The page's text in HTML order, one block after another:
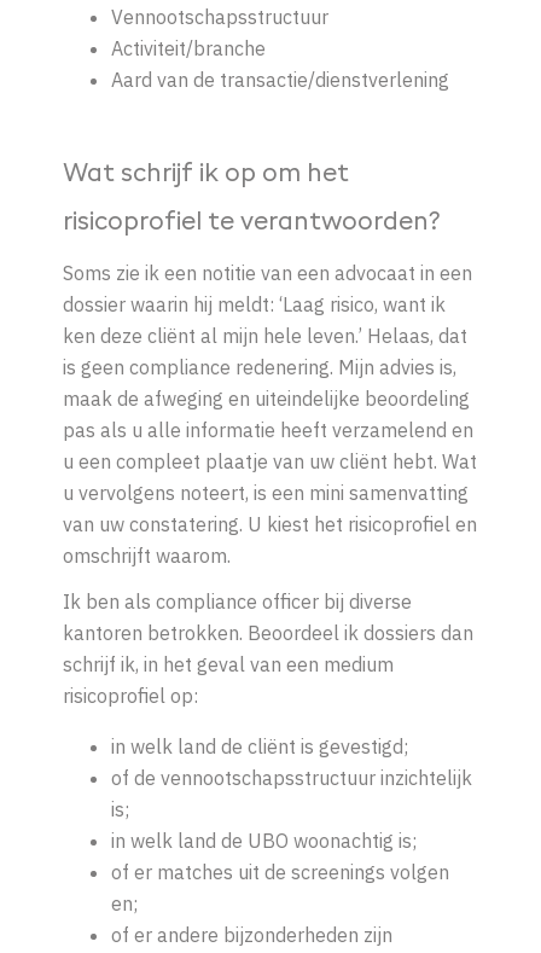
Vennootschapsstructuur
Activiteit/branche
Aard van de transactie/dienstverlening
Wat schrijf ik op om het
risicoprofiel te verantwoorden?
Soms zie ik een notitie van een advocaat in een
dossier waarin hij meldt: ‘Laag risico, want ik
ken deze cliënt al mijn hele leven.’ Helaas, dat
is geen compliance redenering. Mijn advies is,
maak de afweging en uiteindelijke beoordeling
pas als u alle informatie heeft verzamelend en
u een compleet plaatje van uw cliënt hebt. Wat
u vervolgens noteert, is een mini samenvatting
van uw constatering. U kiest het risicoprofiel en
omschrijft waarom.
Ik ben als compliance officer bij diverse
kantoren betrokken. Beoordeel ik dossiers dan
schrijf ik, in het geval van een medium
risicoprofiel op:
in welk land de cliënt is gevestigd;
of de vennootschapsstructuur inzichtelijk
is;
in welk land de UBO woonachtig is;
of er matches uit de screenings volgen
en;
of er andere bijzonderheden zijn